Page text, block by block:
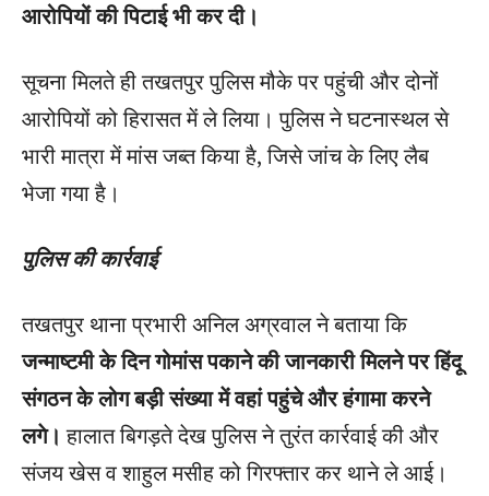
आरोपियों की पिटाई भी कर दी।
सूचना मिलते ही तखतपुर पुलिस मौके पर पहुंची और दोनों
आरोपियों को हिरासत में ले लिया। पुलिस ने घटनास्थल से
भारी मात्रा में मांस जब्त किया है, जिसे जांच के लिए लैब
भेजा गया है।
पुलिस की कार्रवाई
तखतपुर थाना प्रभारी अनिल अग्रवाल ने बताया कि
जन्माष्टमी के दिन गोमांस पकाने की जानकारी मिलने पर हिंदू
संगठन के लोग बड़ी संख्या में वहां पहुंचे और हंगामा करने
लगे। हालात बिगड़ते देख पुलिस ने तुरंत कार्रवाई की और
संजय खेस व शाहुल मसीह को गिरफ्तार कर थाने ले आई।